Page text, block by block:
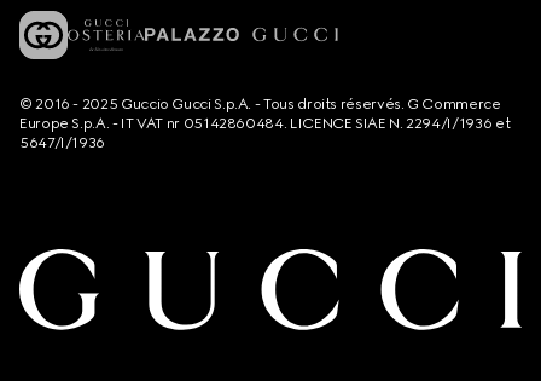
© 2016 - 2025 Guccio Gucci S.p.A. - Tous droits réservés. G Commerce
Europe S.p.A. - IT VAT nr 05142860484. LICENCE SIAE N. 2294/I/1936 et
5647/I/1936